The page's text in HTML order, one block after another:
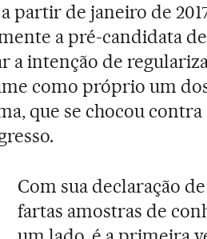
partir de janeiro de
a pré-candidata
a intenção de
como próprio um
que se chocou
Com sua declaração
fartas amostras de